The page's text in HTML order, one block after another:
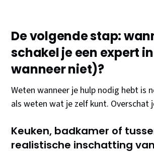
De volgende stap:
schakel je een expert
wanneer niet)?
Weten wanneer je hulp nodig hebt is
als weten wat je zelf kunt. Overschat
Keuken, badkamer of
realistische inschatting